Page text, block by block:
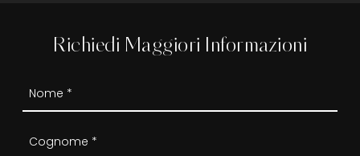
Richiedi Maggiori Informazioni